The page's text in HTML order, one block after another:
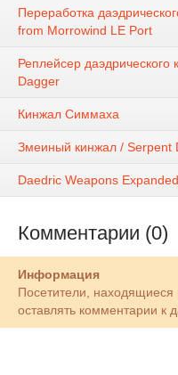
Переработка
from Morrowind LE Port
Реплейсер
Dagger
Кинжал Симмаха
Змеиный кинжал / Serpent
Daedric Weapons Expanded
Комментарии (0)
Информация
Посетители, находящиеся
оставлять комментарии к